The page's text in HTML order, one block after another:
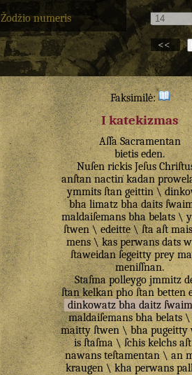
Žodžio numeris
<<
Faksimilė:
I katekizmas
Aſſa Sacramentan
bietis eden.
Nuſen rickis Jeſus
anſtan nactin kadan
ymmits ſtan geittin\
bha limatz bha daits
maldaiſemans bha belats\
ſtwen\edeitte\ſta aſt mais
mens\kas perwans dats
ſtaweidan ſegeitty prey
meniſſnan.
Staſma polleygo jmmitz
ſtan kelkan pho ſtan betten
dinkowatz bha daitz
maldaiſemans bha belats\
maitty ſtwen\bha pugeitty
is ſtaſma\ſchis kelchs aſt
nawans teſtamentan\an
kraugen\kha perwans